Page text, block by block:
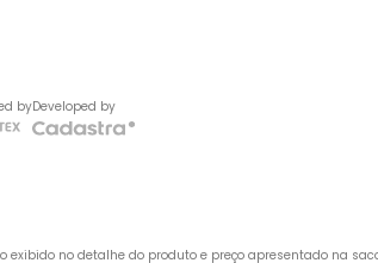
byDeveloped by
no detalhe do produto e preço apresentado na